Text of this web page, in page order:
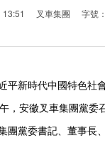
叉車集團 字號：
新時代中國特色社
，安徽叉車集團黨委
團黨委書記、董事長